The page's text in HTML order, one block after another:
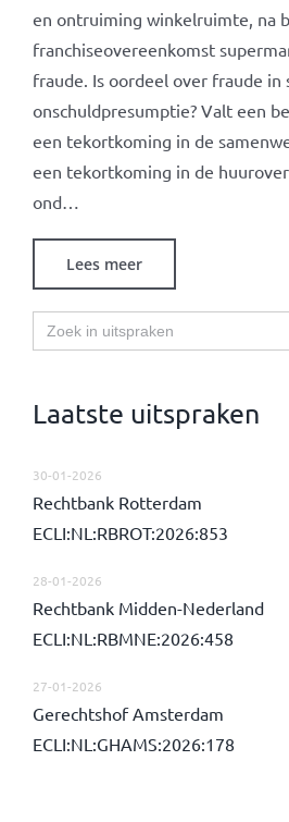
en ontruiming winkelruimte, na
franchiseovereenkomst
fraude. Is oordeel over fraude
onschuldpresumptie? Valt een
een tekortkoming in de
een tekortkoming in de
ond…
Lees meer
Zoek
naar:
Laatste uitspraken
30-01-2026
Rechtbank Rotterdam
ECLI:NL:RBROT:2026:853
28-01-2026
Rechtbank Midden-Nederland
ECLI:NL:RBMNE:2026:458
27-01-2026
Gerechtshof Amsterdam
ECLI:NL:GHAMS:2026:178